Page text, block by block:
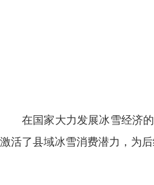
在国家大力发展冰雪经济
激活了县域冰雪消费潜力，为